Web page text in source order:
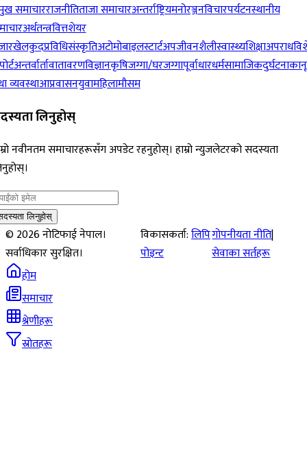
समाचारराजनीतिताजा समाचारअन्तर्राष्ट्रियमनोरञ्जनविचारपर्यटनस्थानीय
अर्थतन्त्रवित्तशेयर
खेलकुदप्रविधिसंस्कृतिअटोमोबाइलस्टार्टअपजीवनशैलीस्वास्थ्यशिक्षाअपराध
अन्तर्वार्तावातावरणविज्ञानकृषिजग्गा/घरजग्गापूर्वाधारधर्मसामाजिकदुर्घटना
व्यवस्थाआप्रवासनयुवामहिलामौसम
लिनुहोस्
नवीनतम समाचारहरूसँग अपडेट रहनुहोस्। हाम्रो न्युजलेटरको सदस्यता
लिनुहोस्
©2026नोटिफाई नेपाल।
सर्वाधिकार सुरक्षित।
विकासकर्ता:लिपि
पोइन्ट
गोपनीयता नीति|
सेवाका सर्तहरू
होम
समाचार
श्रेणीहरू
स्रोतहरू